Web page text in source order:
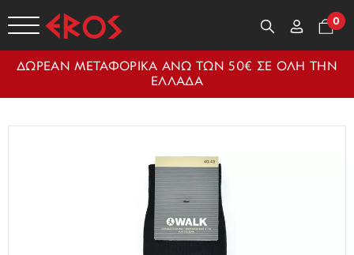
0
ΔΩΡΕΑΝ ΜΕΤΑΦΟΡΙΚΑ ΑΝΩ ΤΩΝ 50€ ΣΕ ΟΛΗ ΤΗΝ
ΕΛΛΑΔΑ